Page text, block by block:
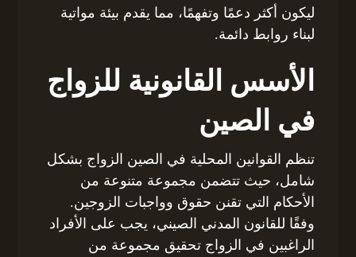
ليكون أكثر دعمًا وتفهمًا، مما يقدم بيئة مواتية
لبناء روابط دائمة.
الأسس القانونية للزواج
في الصين
تنظم القوانين المحلية في الصين الزواج بشكل
شامل، حيث تتضمن مجموعة متنوعة من
الأحكام التي تقنن حقوق وواجبات الزوجين.
وفقًا للقانون المدني الصيني، يجب على الأفراد
الراغبين في الزواج تحقيق مجموعة من